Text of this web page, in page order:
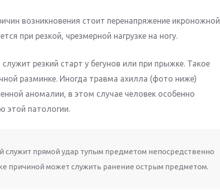
возникновения стоит перенапряжение икроножной
при резкой, чрезмерной нагрузке на ногу.
резкий старт у бегунов или при прыжке. Такое
разминке. Иногда травма ахилла (фото ниже)
аномалии, в этом случае человек особенно
этой патологии.
служит прямой удар тупым предметом непосредственно
причиной может служить ранение острым предметом.